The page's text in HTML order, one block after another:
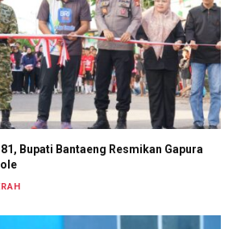
Bupati Bantaeng Resmikan Gapura